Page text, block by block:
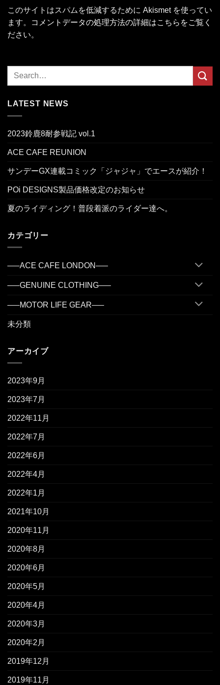
このサイトはスパムを低減するために Akismet を使ってい
ます。
コメントデータの処理方法の詳細はこちらをご覧く
ださい。
LATEST NEWS
2023鈴鹿8耐参戦記 vol.1
ACE CAFE REUNION
サンデーGX連載コミック「ジャジャ」でエースが紹介！
POi DESIGNS製品価格改定のお知らせ
夏のライディング！普段着派のライダー達へ。
カテゴリー
—–ACE CAFE LONDON—–
—–GENUINE CLOTHING—–
—–MOTOR LIFE GEAR—–
未分類
アーカイブ
2023年9月
2023年7月
2022年11月
2022年7月
2022年6月
2022年4月
2022年1月
2021年10月
2020年11月
2020年8月
2020年6月
2020年5月
2020年4月
2020年3月
2020年2月
2019年12月
2019年11月